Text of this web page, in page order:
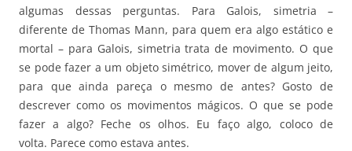
algumas dessas perguntas. Para Galois, simetria –
diferente de Thomas Mann, para quem era algo estático e
mortal – para Galois, simetria trata de movimento. O que
se pode fazer a um objeto simétrico, mover de algum jeito,
para que ainda pareça o mesmo de antes? Gosto de
descrever como os movimentos mágicos. O que se pode
fazer a algo? Feche os olhos. Eu faço algo, coloco de
volta. Parece como estava antes.